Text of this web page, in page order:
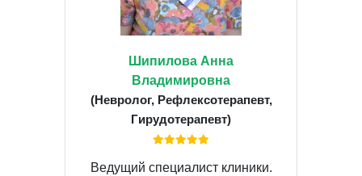
Шипилова Анна
Владимировна
(Невролог, Рефлексотерапевт,
Гирудотерапевт)
Ведущий специалист клиники.